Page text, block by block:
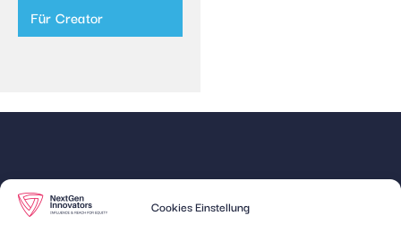
Cookies Einstellung
Für Creator
Unsere
Expertise
Quick
Links